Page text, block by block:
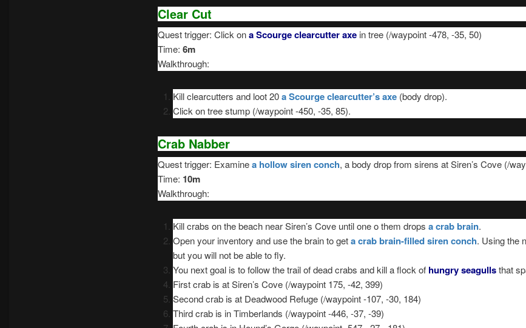
Clear Cut
Quest trigger: Click ona Scourge clearcutter axe in tree (/waypoint -478, -35, 50)
Time: 6m
Walkthrough:
Kill clearcutters and loot 20a Scourge clearcutter’s axe (body drop).
Click on tree stump (/waypoint -450, -35, 85).
Crab Nabber
Quest trigger: Examinea hollow siren conch, a body drop from sirens at Siren’s Cove (/
Time: 10m
Walkthrough:
Kill crabs on the beach near Siren’s Cove until one o them drops a crab brain.
Open your inventory and use the brain to geta crab brain-filled siren conch. Using the
but you will not be able to fly.
You next goal is to follow the trail of dead crabs and kill a flock of hungry seagullsthat
First crab is at Siren’s Cove (/waypoint 175, -42, 399)
Second crab is at Deadwood Refuge (/waypoint -107, -30, 184)
Third crab is in Timberlands (/waypoint -446, -37, -39)